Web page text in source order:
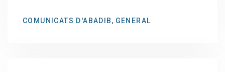
COMUNICATS D'ABADIB, GENERAL